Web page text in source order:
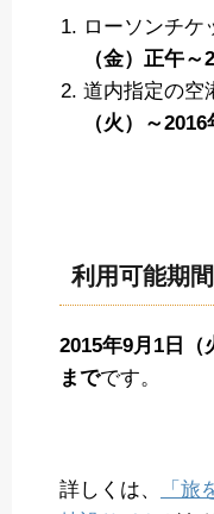
ローソンチケ
（金）正午～
道内指定の空
（火）～
利用可能期間
2015年9月1日（
までです。
詳しくは、
「旅